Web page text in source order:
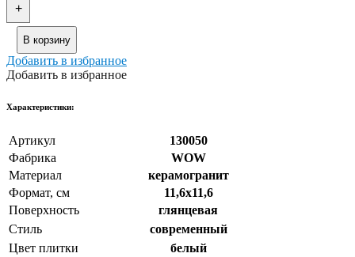
+
В корзину
Добавить в избранное
Добавить в избранное
Xарактеристики:
Артикул
130050
Фабрика
WOW
Материал
керамогранит
Формат, см
11,6x11,6
Поверхность
глянцевая
Стиль
cовременный
Цвет плитки
белый